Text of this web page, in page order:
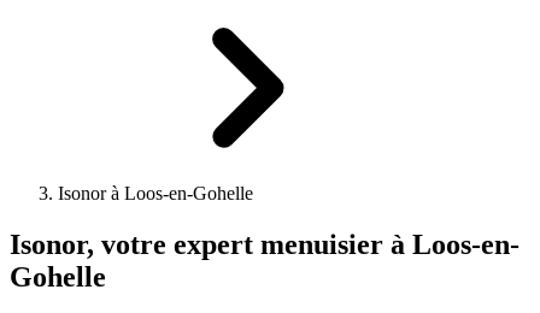
Isonor à Loos-en-Gohelle
Isonor, votre expert menuisier à Loos-en-
Gohelle